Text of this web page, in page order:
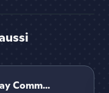
Comm...